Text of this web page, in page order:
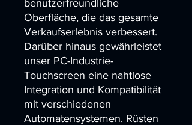
benutzerfreundliche
Oberfläche, die das gesamte
Verkaufserlebnis verbessert.
Darüber hinaus gewährleistet
unser PC-Industrie-
Touchscreen eine nahtlose
Integration und Kompatibilität
mit verschiedenen
Automatensystemen. Rüsten